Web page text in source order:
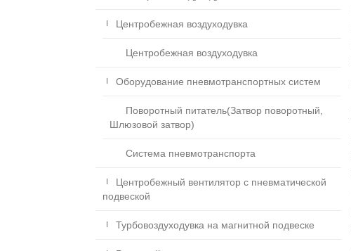
Центробежная воздуходувка
Центробежная воздуходувка
Оборудование пневмотранспортных систем
Поворотный питатель(Затвор поворотный,
Шлюзовой затвор)
Система пневмотранспорта
Центробежный вентилятор с пневматической
подвеской
Турбовоздуходувка на магнитной подвеске